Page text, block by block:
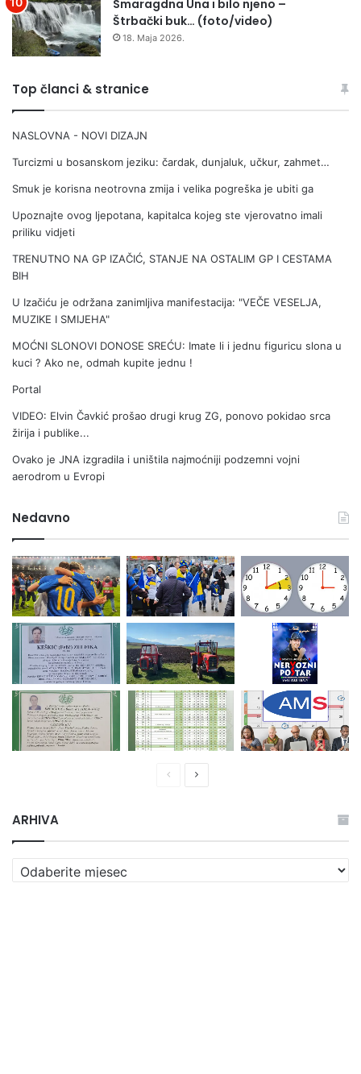
Smaragdna Una i bilo njeno –
Štrbački buk… (foto/video)
18. Maja 2026.
Top članci & stranice
NASLOVNA - NOVI DIZAJN
Turcizmi u bosanskom jeziku: čardak, dunjaluk, učkur, zahmet…
Smuk je korisna neotrovna zmija i velika pogreška je ubiti ga
Upoznajte ovog ljepotana, kapitalca kojeg ste vjerovatno imali
priliku vidjeti
TRENUTNO NA GP IZAČIĆ, STANJE NA OSTALIM GP I CESTAMA
BIH
U Izačiću je održana zanimljiva manifestacija: "VEČE VESELJA,
MUZIKE I SMIJEHA"
MOĆNI SLONOVI DONOSE SREĆU: Imate li i jednu figuricu slona u
kuci ? Ako ne, odmah kupite jednu !
Portal
VIDEO: Elvin Čavkić prošao drugi krug ZG, ponovo pokidao srca
žirija i publike...
Ovako je JNA izgradila i uništila najmoćniji podzemni vojni
aerodrom u Evropi
Nedavno
PrethodnaNaredna
ARHIVA
ARHIVA